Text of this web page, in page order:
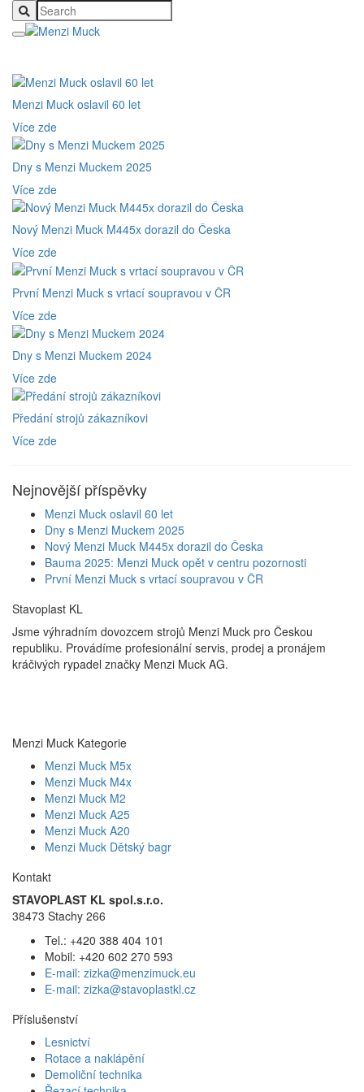
Menzi Muck oslavil 60 let
Více zde
Dny s Menzi Muckem 2025
Více zde
Nový Menzi Muck M445x dorazil do Česka
Více zde
První Menzi Muck s vrtací soupravou v ČR
Více zde
Dny s Menzi Muckem 2024
Více zde
Předání strojů zákazníkovi
Více zde
Nejnovější příspěvky
Menzi Muck oslavil 60 let
Dny s Menzi Muckem 2025
Nový Menzi Muck M445x dorazil do Česka
Bauma 2025: Menzi Muck opět v centru pozornosti
První Menzi Muck s vrtací soupravou v ČR
Stavoplast KL
Jsme výhradním dovozcem strojů Menzi Muck pro Českou
republiku. Provádíme profesionální servis, prodej a pronájem
kráčivých rypadel značky Menzi Muck AG.
Menzi Muck Kategorie
Menzi Muck M5x
Menzi Muck M4x
Menzi Muck M2
Menzi Muck A25
Menzi Muck A20
Menzi Muck Dětský bagr
Kontakt
STAVOPLAST KL spol.s.r.o.
38473 Stachy 266
Tel.: +420 388 404 101
Mobil: +420 602 270 593
E-mail: zizka@menzimuck.eu
E-mail: zizka@stavoplastkl.cz
Příslušenství
Lesnictví
Rotace a naklápění
Demoliční technika